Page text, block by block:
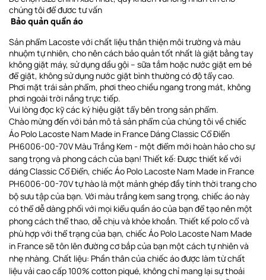
chúng tôi để đươc tư vấn
Bảo quản quần áo
Sản phẩm Lacoste với chất liệu thân thiện môi trường và màu
nhuộm tự nhiên, cho nên cách bảo quản tốt nhất là giặt bằng tay
không giặt máy, sử dụng dầu gội – sữa tắm hoặc nước giặt em bé
để giặt, không sử dụng nước giặt bình thường có độ tẩy cao.
Phơi mặt trái sản phẩm, phơi theo chiều ngangtrong mát, không
phơi ngoài trời nắng trực tiếp.
Vui lòng đọc kỹ các ký hiệu giặt tẩy bên trong sản phẩm.
Chào mừng đến với bản mô tả sản phẩm của chúng tôi về chiếc
Áo Polo Lacoste Nam Made in France Dáng Classic Cổ Điển
PH6006-00-70V Màu Trắng Kem - một điểm mới hoàn hảo cho sự
sang trọng và phong cách của bạn! Thiết kế: Được thiết kế với
dáng Classic Cổ Điển, chiếc Áo Polo Lacoste Nam Made in France
PH6006-00-70V tự hào là một mảnh ghép đầy tính thời trang cho
bộ sưu tập của bạn. Với màu trắng kem sang trọng, chiếc áo này
có thể dễ dàng phối với mọi kiểu quần áo của bạn để tạo nên một
phong cách thể thao, dễ chịu và khỏe khoắn. Thiết kế polo cổ và
phù hợp với thể trạng của bạn, chiếc Áo Polo Lacoste Nam Made
in France sẽ tôn lên đường cơ bắp của bạn một cách tự nhiên và
nhẹ nhàng. Chất liệu: Phần thân của chiếc áo được làm từ chất
liệu vải cao cấp 100% cotton piqué, không chỉ mang lại sự thoải